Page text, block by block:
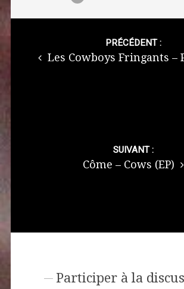
PRÉCÉDENT :
Les Cowboys Fringants –
SUIVANT :
Côme – Cows (EP)
Participer à la